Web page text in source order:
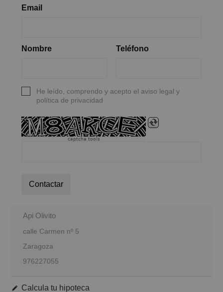
Email
Nombre Teléfono
He leído, comprendo y acepto el aviso legal y
política de privacidad
captcha tools
Contactar
Api Olivito
calle Carmen nº 5
Zaragoza
976227055
Calcula tu hipoteca